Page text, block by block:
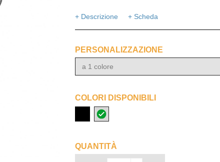
+ Descrizione + Scheda
PERSONALIZZAZIONE
a 1 colore
COLORI DISPONIBILI
argento
QUANTITÀ